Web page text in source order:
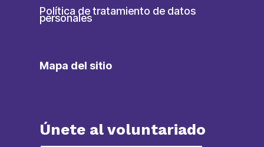
Política de tratamiento de datos
personales
Mapa del sitio
Únete al voluntariado